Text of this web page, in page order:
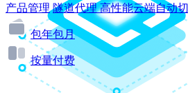
产品管理 隧道代理 高性能云端自动
包年包月
按量付费